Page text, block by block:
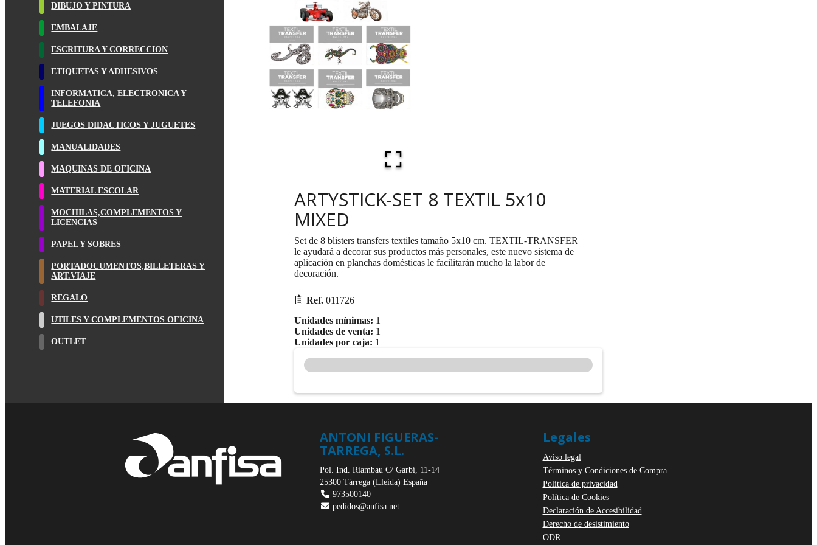
DIBUJO Y PINTURA
EMBALAJE
ESCRITURA Y CORRECCION
ETIQUETAS Y ADHESIVOS
INFORMATICA, ELECTRONICA Y
TELEFONIA
JUEGOS DIDACTICOS Y JUGUETES
MANUALIDADES
MAQUINAS DE OFICINA
MATERIAL ESCOLAR
MOCHILAS,COMPLEMENTOS Y
LICENCIAS
PAPEL Y SOBRES
PORTADOCUMENTOS,BILLETERAS Y
ART.VIAJE
REGALO
UTILES Y COMPLEMENTOS OFICINA
OUTLET
ARTYSTICK-SET 8 TEXTIL 5x10
MIXED
Set de 8 blisters transfers textiles tamaño 5x10 cm. TEXTIL-TRANSFER
le ayudará a decorar sus productos más personales, este nuevo sistema de
aplicación en planchas domésticas le facilitarán mucho la labor de
decoración.
Ref. 011726
Unidades mínimas: 1
Unidades de venta: 1
Unidades por caja: 1
ANTONI FIGUERAS-
TARREGA, S.L.
Pol. Ind. Riambau C/ Garbí, 11-14
25300 Tàrrega(Lleida) España
973500140
pedidos@anfisa.net
Legales
Aviso legal
Términos y Condiciones de Compra
Política de privacidad
Política de Cookies
Declaración de Accesibilidad
Derecho de desistimiento
ODR